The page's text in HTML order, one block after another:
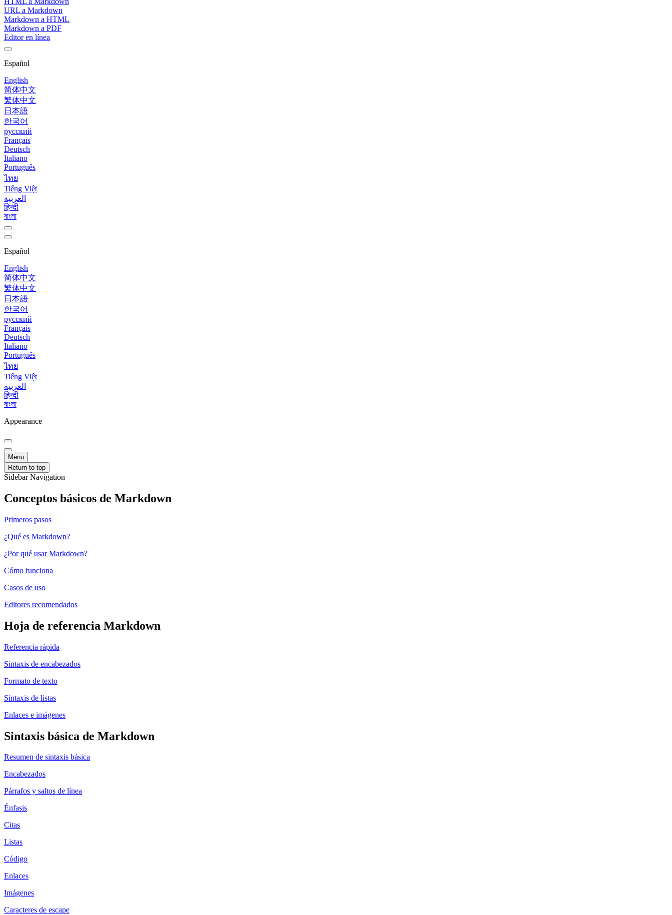
URL a Markdown
Markdown a HTML
Markdown a PDF
Editor en línea
Español
English
简体中文
繁体中文
日本語
한국어
русский
Français
Deutsch
Italiano
Português
ไทย
Tiếng Việt
العربية
हिन्दी
বাংলা
Español
English
简体中文
繁体中文
日本語
한국어
русский
Français
Deutsch
Italiano
Português
ไทย
Tiếng Việt
العربية
हिन्दी
বাংলা
Appearance
Menu
Return to top
Sidebar Navigation
Conceptos básicos de Markdown
Primeros pasos
¿Qué es Markdown?
¿Por qué usar Markdown?
Cómo funciona
Casos de uso
Editores recomendados
Hoja de referencia Markdown
Referencia rápida
Sintaxis de encabezados
Formato de texto
Sintaxis de listas
Enlaces e imágenes
Sintaxis básica de Markdown
Resumen de sintaxis básica
Encabezados
Párrafos y saltos de línea
Énfasis
Citas
Listas
Código
Enlaces
Imágenes
Caracteres de escape